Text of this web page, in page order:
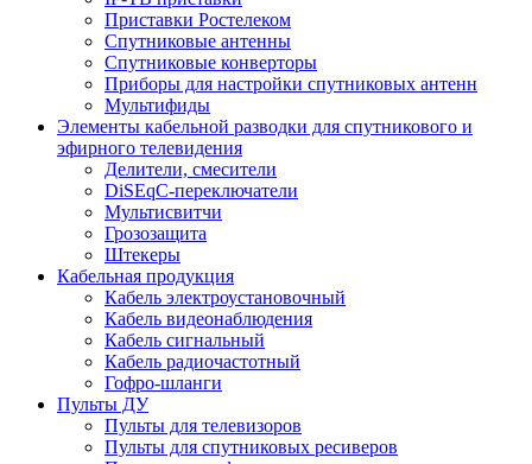
Приставки Ростелеком
Спутниковые антенны
Спутниковые конверторы
Приборы для настройки спутниковых антенн
Мультифиды
Элементы кабельной разводки для спутникового и
эфирного телевидения
Делители, смесители
DiSEqC-переключатели
Мультисвитчи
Грозозащита
Штекеры
Кабельная продукция
Кабель электроустановочный
Кабель видеонаблюдения
Кабель сигнальный
Кабель радиочастотный
Гофро-шланги
Пульты ДУ
Пульты для телевизоров
Пульты для спутниковых ресиверов